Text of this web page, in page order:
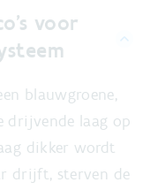
voor
blauwgroene,
drijvende laag op
dikker wordt
drijft, sterven de